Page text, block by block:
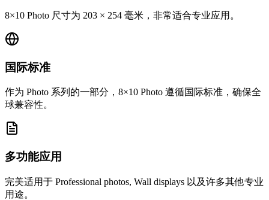
8×10 Photo 尺寸为 203 × 254 毫米，非常适合专业应用。
国际标准
作为 Photo 系列的一部分，8×10 Photo 遵循国际标准，确保全
球兼容性。
多功能应用
完美适用于 Professional photos, Wall displays 以及许多其他专业
用途。